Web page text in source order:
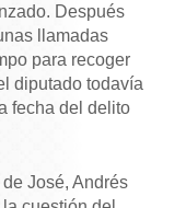
Después
llamadas
para recoger
diputado todavía
fecha del delito
José, Andrés